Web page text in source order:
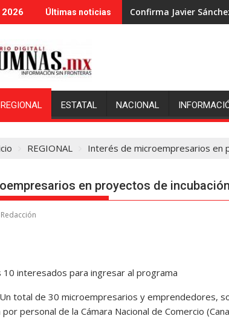
Últimas noticias Confirma Javier
REGIONAL ESTATAL NACIONAL
REGIONAL Interés de microempresarios en
en proyectos de
10 interesados para ingresar al programa
total de 30 microempresarios y emprendedores,
personal de la Cámara Nacional de Comercio